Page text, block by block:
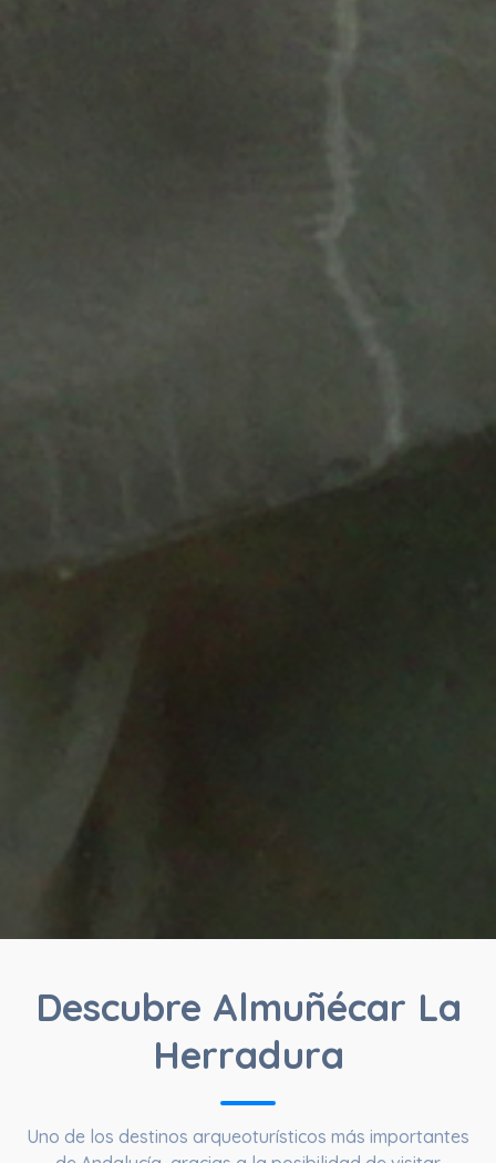
Descubre Almuñécar La
Herradura
Uno de los destinos arqueoturísticos más importantes